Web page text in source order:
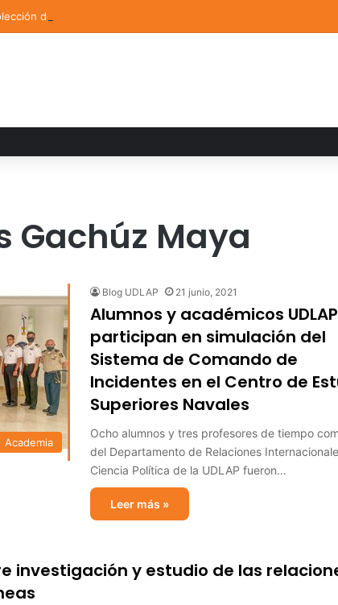
de Arte UDLAP fortalece su acervo con nuevas obras de
Gachúz Maya
Academia
Blog UDLAP 21 junio, 2021
Alumnos y académicos UDLAP
participan en simulación del
Sistema de Comando de
Incidentes en el Centro de
Superiores Navales
Ocho alumnos y tres profesores de tiempo
del Departamento de Relaciones
Ciencia Política de la UDLAP fueron…
Leer más »
investigación y estudio de las